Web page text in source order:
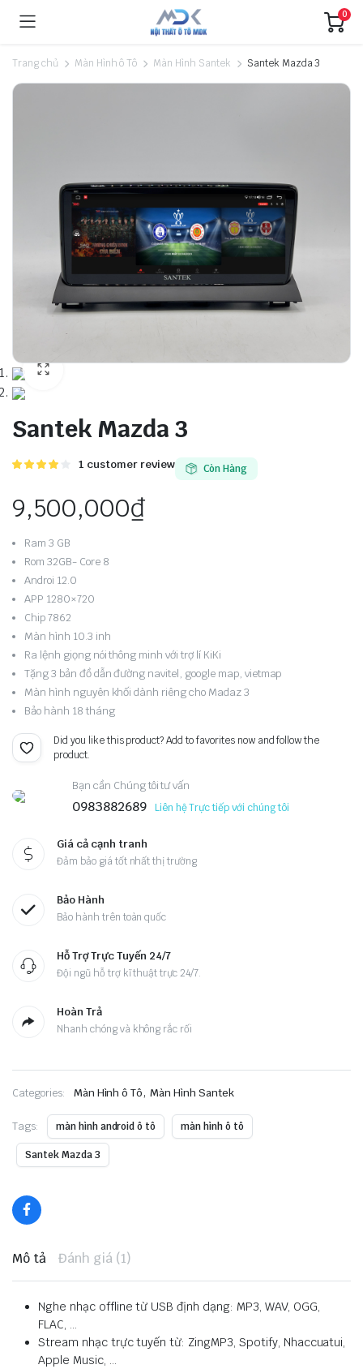
0
Trang chủ Màn Hình ô Tô Màn Hình Santek Santek Mazda 3
Santek Mazda 3
4.00
đánh giá
1 customer review Còn Hàng
9,500,000₫
Ram 3 GB
Rom 32GB- Core 8
Androi 12.0
APP 1280×720
Chip 7862
Màn hình 10.3 inh
Ra lệnh giọng nói thông minh với trợ lí KiKi
Tặng 3 bản đồ dẫn đường navitel, google map, vietmap
Màn hình nguyên khối dành riêng cho Madaz 3
Bảo hành 18 tháng
Did you like this product? Add to favorites now and follow the
product.
Bạn cần Chúng tôi tư vấn
0983882689 Liên hệ Trực tiếp với chúng tôi
Giá cả cạnh tranh
Đảm bảo giá tốt nhất thị trường
Bảo Hành
Bảo hành trên toàn quốc
Hỗ Trợ Trực Tuyến 24/7
Đội ngũ hỗ trợ kĩ thuật trực 24/7.
Hoàn Trả
Nhanh chóng và không rắc rối
Categories: Màn Hình ô Tô,Màn Hình Santek
Tags: màn hình android ô tô màn hình ô tô
Santek Mazda 3
Mô tả Đánh giá (1)
Nghe nhạc offline từ USB định dạng: MP3, WAV, OGG,
FLAC, …
Stream nhạc trực tuyến từ: ZingMP3, Spotify, Nhaccuatui,
Apple Music, …